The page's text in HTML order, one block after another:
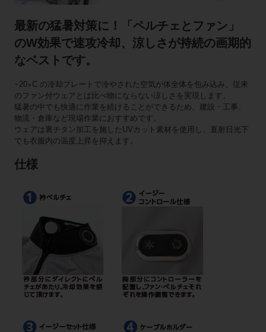
最新の猛暑対策に！「ペルチェとファン」
のW効果で速攻冷却、涼しさが持続の画期的
なベストです。
−20∘C の冷却プレートで冷やされた空気が体全体を包み込み、従来
のファン付ウェアとは比べ物にならない涼しさを実現します。
猛暑の中でも快適に作業を続けることができるため、建設・工事、
物流・倉庫など現場作業におすすめです。
ウェアは裏チタン加工を施したUVカット素材を使用し、直射日光下
でも衣服内の温度上昇を抑えます。
仕様